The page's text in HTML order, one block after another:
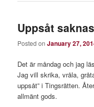
Uppsåt saknas
Posted onJanuary 27,
Det är måndag och jag
Jag vill skrika, vråla,
uppsåt” i Tingsrätten.
allmänt gods.